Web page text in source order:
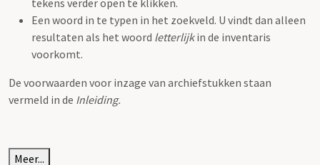
Een woord in te typen in het zoekveld. U vindt dan alleen
resultaten als het woord letterlijkin de inventaris
voorkomt.
De voorwaarden voor inzage van archiefstukken staan
vermeld in de Inleiding.
Meer...